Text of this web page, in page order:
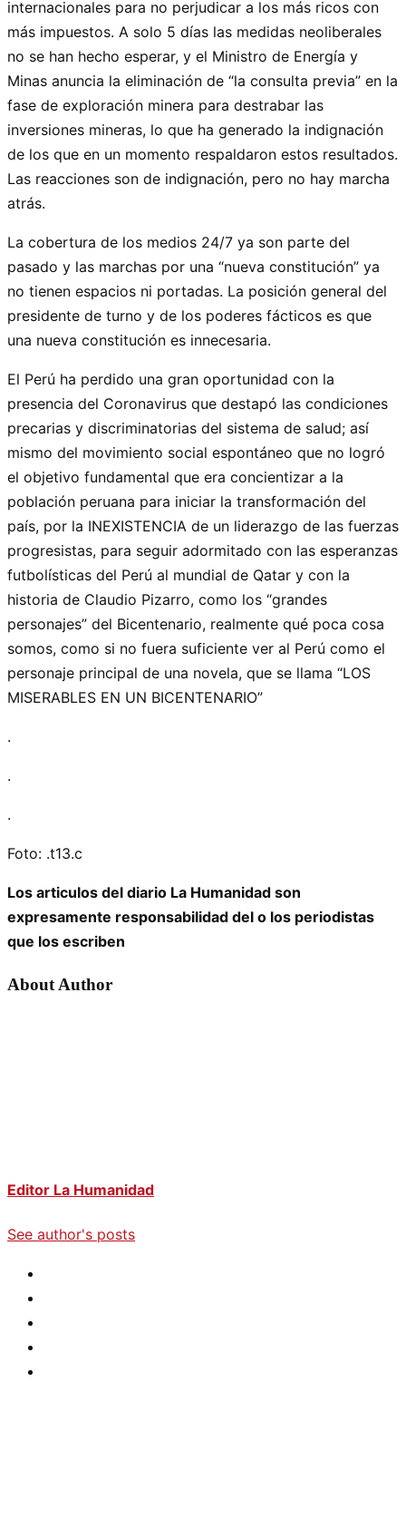
internacionales para no perjudicar a los más ricos con
más impuestos. A solo 5 días las medidas neoliberales
no se han hecho esperar, y el Ministro de Energía y
Minas anuncia la eliminación de “la consulta previa” en la
fase de exploración minera para destrabar las
inversiones mineras, lo que ha generado la indignación
de los que en un momento respaldaron estos resultados.
Las reacciones son de indignación, pero no hay marcha
atrás.
La cobertura de los medios 24/7 ya son parte del
pasado y las marchas por una “nueva constitución” ya
no tienen espacios ni portadas. La posición general del
presidente de turno y de los poderes fácticos es que
una nueva constitución es innecesaria.
El Perú ha perdido una gran oportunidad con la
presencia del Coronavirus que destapó las condiciones
precarias y discriminatorias del sistema de salud; así
mismo del movimiento social espontáneo que no logró
el objetivo fundamental que era concientizar a la
población peruana para iniciar la transformación del
país, por la INEXISTENCIA de un liderazgo de las fuerzas
progresistas, para seguir adormitado con las esperanzas
futbolísticas del Perú al mundial de Qatar y con la
historia de Claudio Pizarro, como los “grandes
personajes” del Bicentenario, realmente qué poca cosa
somos, como si no fuera suficiente ver al Perú como el
personaje principal de una novela, que se llama “LOS
MISERABLES EN UN BICENTENARIO”
.
.
.
Foto: .t13.c
Los articulos del diario La Humanidad son
expresamente responsabilidad del o los periodistas
que los escriben
About Author
Editor La Humanidad
See author's posts